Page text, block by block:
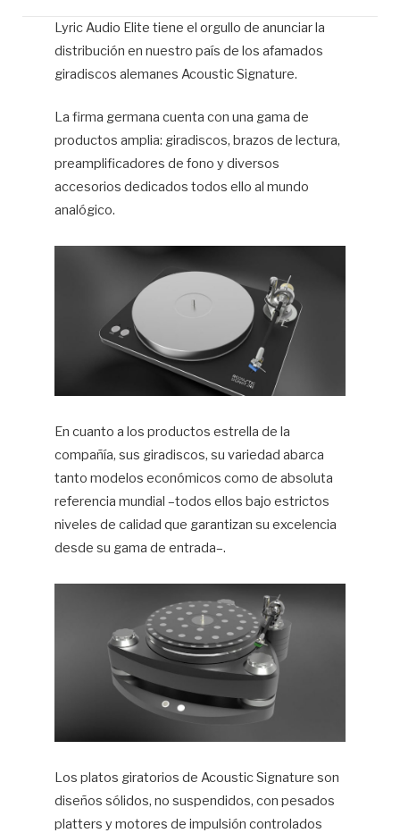
Lyric Audio Elite tiene el orgullo de anunciar la
distribución en nuestro país de los afamados
giradiscos alemanes Acoustic Signature.
La firma germana cuenta con una gama de
productos amplia: giradiscos, brazos de lectura,
preamplificadores de fono y diversos
accesorios dedicados todos ello al mundo
analógico.
En cuanto a los productos estrella de la
compañía, sus giradiscos, su variedad abarca
tanto modelos económicos como de absoluta
referencia mundial –todos ellos bajo estrictos
niveles de calidad que garantizan su excelencia
desde su gama de entrada–.
Los platos giratorios de Acoustic Signature son
diseños sólidos, no suspendidos, con pesados
platters y motores de impulsión controlados